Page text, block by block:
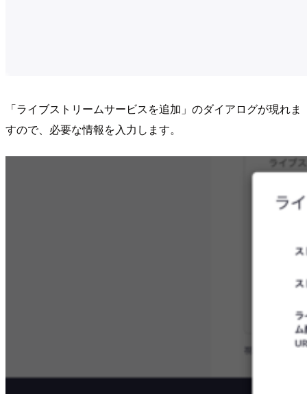
「ライブストリームサービスを追加」のダイアログが現れま
すので、必要な情報を入力します。